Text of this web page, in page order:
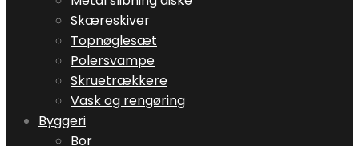
Skæreskiver
Topnøglesæt
Polersvampe
Skruetrækkere
Vask og rengøring
Byggeri
Bor